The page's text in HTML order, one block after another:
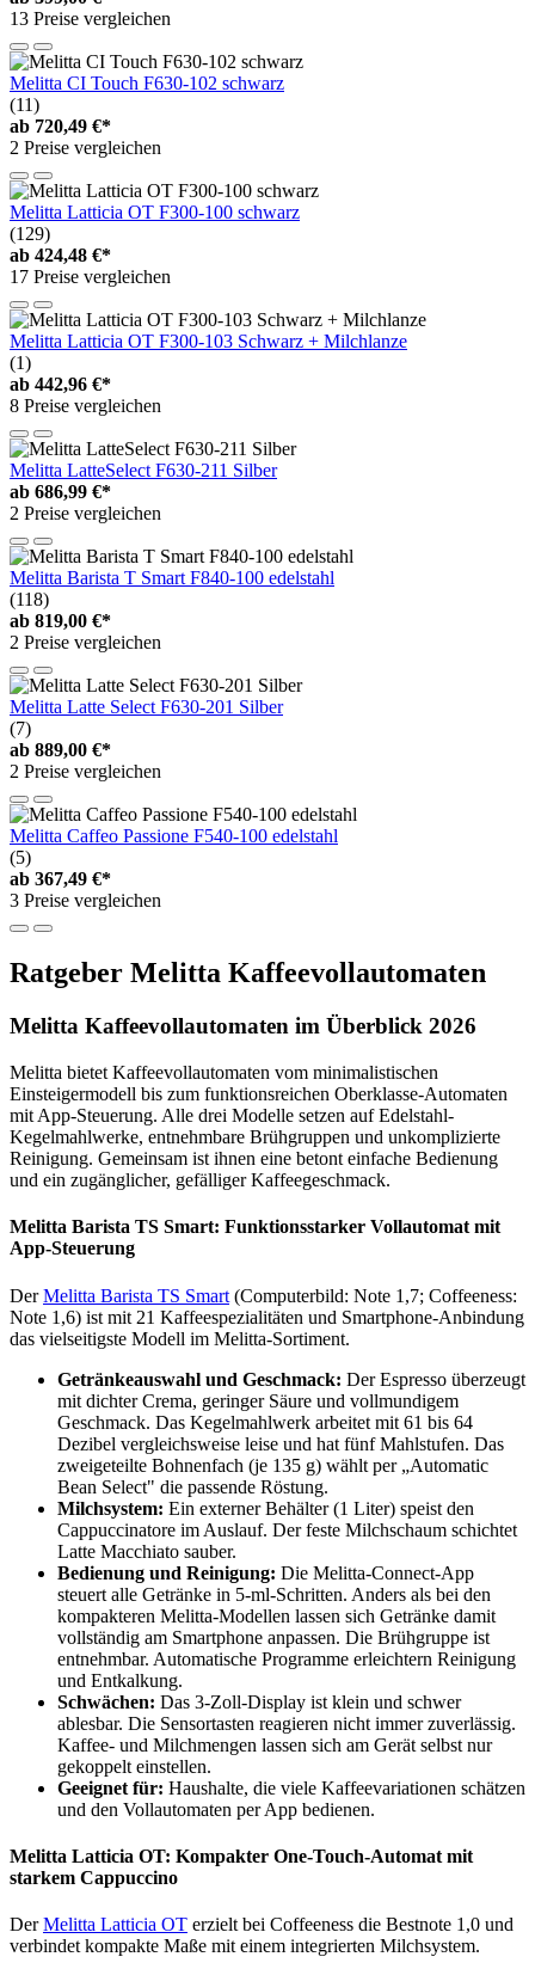
13 Preise vergleichen
Melitta CI Touch F630-102 schwarz
(11)
ab 720,49 €*
2 Preise vergleichen
Melitta Latticia OT F300-100 schwarz
(129)
ab 424,48 €*
17 Preise vergleichen
Melitta Latticia OT F300-103 Schwarz + Milchlanze
(1)
ab 442,96 €*
8 Preise vergleichen
Melitta LatteSelect F630-211 Silber
ab 686,99 €*
2 Preise vergleichen
Melitta Barista T Smart F840-100 edelstahl
(118)
ab 819,00 €*
2 Preise vergleichen
Melitta Latte Select F630-201 Silber
(7)
ab 889,00 €*
2 Preise vergleichen
Melitta Caffeo Passione F540-100 edelstahl
(5)
ab 367,49 €*
3 Preise vergleichen
Ratgeber Melitta Kaffeevollautomaten
Melitta Kaffeevollautomaten im Überblick 2026
Melitta bietet Kaffeevollautomaten vom minimalistischen
Einsteigermodell bis zum funktionsreichen Oberklasse-Automaten
mit App-Steuerung. Alle drei Modelle setzen auf Edelstahl-
Kegelmahlwerke, entnehmbare Brühgruppen und unkomplizierte
Reinigung. Gemeinsam ist ihnen eine betont einfache Bedienung
und ein zugänglicher, gefälliger Kaffeegeschmack.
Melitta Barista TS Smart: Funktionsstarker Vollautomat mit
App-Steuerung
DerMelitta Barista TS Smart (Computerbild: Note 1,7; Coffeeness:
Note 1,6) ist mit 21 Kaffeespezialitäten und Smartphone-Anbindung
das vielseitigste Modell im Melitta-Sortiment.
Getränkeauswahl und Geschmack: Der Espresso überzeugt
mit dichter Crema, geringer Säure und vollmundigem
Geschmack. Das Kegelmahlwerk arbeitet mit 61 bis 64
Dezibel vergleichsweise leise und hat fünf Mahlstufen. Das
zweigeteilte Bohnenfach (je 135 g) wählt per „Automatic
Bean Select" die passende Röstung.
Milchsystem: Ein externer Behälter (1 Liter) speist den
Cappuccinatore im Auslauf. Der feste Milchschaum schichtet
Latte Macchiato sauber.
Bedienung und Reinigung: Die Melitta-Connect-App
steuert alle Getränke in 5-ml-Schritten. Anders als bei den
kompakteren Melitta-Modellen lassen sich Getränke damit
vollständig am Smartphone anpassen. Die Brühgruppe ist
entnehmbar. Automatische Programme erleichtern Reinigung
und Entkalkung.
Schwächen: Das 3-Zoll-Display ist klein und schwer
ablesbar. Die Sensortasten reagieren nicht immer zuverlässig.
Kaffee- und Milchmengen lassen sich am Gerät selbst nur
gekoppelt einstellen.
Geeignet für: Haushalte, die viele Kaffeevariationen schätzen
und den Vollautomaten per App bedienen.
Melitta Latticia OT: Kompakter One-Touch-Automat mit
starkem Cappuccino
DerMelitta Latticia OT erzielt bei Coffeeness die Bestnote 1,0 und
verbindet kompakte Maße mit einem integrierten Milchsystem.